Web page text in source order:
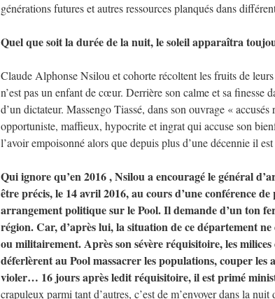
générations futures et autres ressources planqués dans
Quel que soit la durée de la nuit, le soleil apparaîtra
Claude Alphonse Nsilou et cohorte récoltent les fruits de
n’est pas un enfant de cœur. Derrière son calme et sa finesse
d’un dictateur. Massengo Tiassé, dans son ouvrage «
opportuniste, maffieux, hypocrite et ingrat qui accuse son
l’avoir empoisonné alors que depuis plus d’une décennie il
Qui ignore qu’en 2016 , Nsilou a encouragé le général
être précis, le 14 avril 2016, au cours d’une conférence
arrangement politique sur le Pool. Il demande d’un ton
région. Car, d’après lui, la situation de ce département
ou militairement. Après son sévère réquisitoire, les
déferlèrent au Pool massacrer les populations, couper
violer… 16 jours après ledit réquisitoire, il est primé
crapuleux parmi tant d’autres, c’est de m’envoyer dans la